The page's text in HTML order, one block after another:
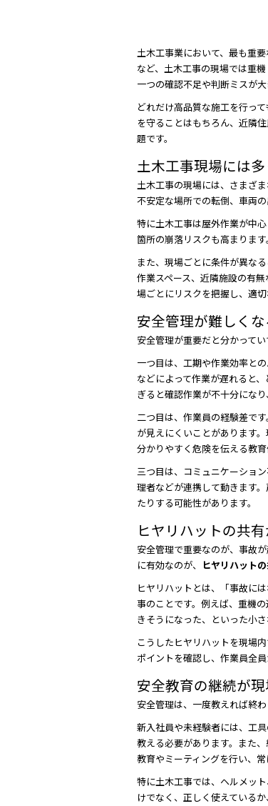
土木工事業において、最も重
など、土木工事の現場では重
一つの確認不足や判断ミスが
どれだけ高品質な施工を行っ
を守ることはもちろん、近隣
題です。
土木工事現場には
土木工事の現場には、さまざ
不安定な場所での転倒、車両の
特に土木工事は屋外作業が中
箇所の崩落リスクも高まりま
また、現場ごとに条件が異な
作業スペース、近隣施設の有
場ごとにリスクを把握し、適
安全管理が難しく
安全管理が重要だと分かって
一つ目は、工期や作業効率と
などによって作業が遅れると
ぎると確認作業が不十分にな
二つ目は、作業員の経験差で
が見えにくいことがあります
分かりやすく危険を伝える教育
三つ目は、コミュニケーショ
理者などが連携して動きます
たりする可能性があります。
ヒヤリハットの共
安全管理で重要なのが、事故
に有効なのが、 ヒヤリハット
ヒヤリハットとは、「事故に
事のことです。例えば、重機
きそうになった、といった小
こうしたヒヤリハットを現場
ポイントを確認し、作業員全
安全教育の継続が
安全管理は、一度教えれば終
新入社員や未経験者には、工
教える必要があります。また
教育やミーティングを行い、
特に土木工事では、ヘルメッ
けでなく、正しく使えている